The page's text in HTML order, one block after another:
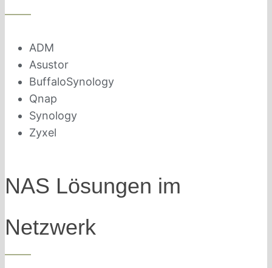
ADM
Asustor
BuffaloSynology
Qnap
Synology
Zyxel
NAS Lösungen im
Netzwerk